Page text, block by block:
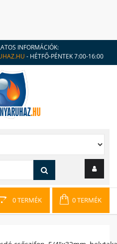
INFORMÁCIÓK:
- HÉTFŐ-PÉNTEK 7:00-16:00
0 TERMÉK 0 TERMÉK